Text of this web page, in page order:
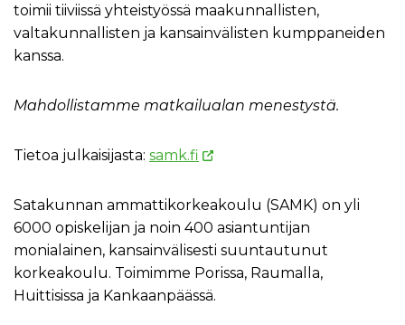
toimii tiiviissä yhteistyössä maakunnallisten,
valtakunnallisten ja kansainvälisten kumppaneiden
kanssa.
Mahdollistamme matkailualan menestystä.
Tietoa julkaisijasta: samk.fi
Satakunnan ammattikorkeakoulu (SAMK) on yli
6000 opiskelijan ja noin 400 asiantuntijan
monialainen, kansainvälisesti suuntautunut
korkeakoulu. Toimimme Porissa, Raumalla,
Huittisissa ja Kankaanpäässä.